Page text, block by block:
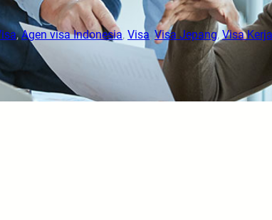
, Agen visa Indonesia, Visa, Visa Jepang, Visa Kerja